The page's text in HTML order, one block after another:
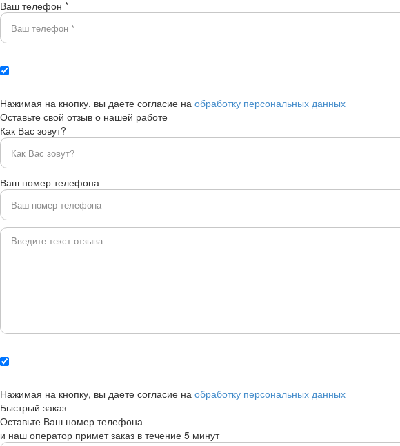
Ваш телефон *
Нажимая на кнопку, вы даете согласие на обработку персональных данных
Оставьте свой отзыв о нашей работе
Как Вас зовут?
Ваш номер телефона
Нажимая на кнопку, вы даете согласие на обработку персональных данных
Быстрый заказ
Оставьте Ваш номер телефона
и наш оператор примет заказ в течение 5 минут